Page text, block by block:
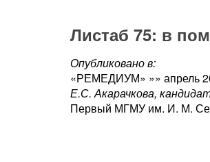
Листаб 75: в
Опубликовано в:
«РЕМЕДИУМ» »» апрель
Е.С. Акарачкова,
Первый МГМУ им. И. М.